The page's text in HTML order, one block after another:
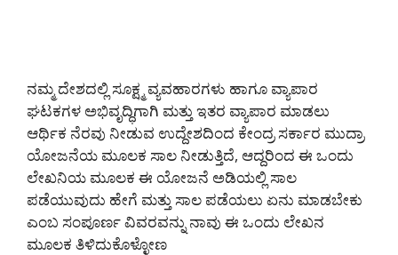
ನಮ್ಮ ದೇಶದಲ್ಲಿ ಸೂಕ್ಷ್ಮ ವ್ಯವಹಾರಗಳು ಹಾಗೂ ವ್ಯಾಪಾರ
ಘಟಕಗಳ ಅಭಿವೃದ್ಧಿಗಾಗಿ ಮತ್ತು ಇತರ ವ್ಯಾಪಾರ ಮಾಡಲು
ಆರ್ಥಿಕ ನೆರವು ನೀಡುವ ಉದ್ದೇಶದಿಂದ ಕೇಂದ್ರ ಸರ್ಕಾರ ಮುದ್ರಾ
ಯೋಜನೆಯ ಮೂಲಕ ಸಾಲ ನೀಡುತ್ತಿದೆ, ಆದ್ದರಿಂದ ಈ ಒಂದು
ಲೇಖನಿಯ ಮೂಲಕ ಈ ಯೋಜನೆ ಅಡಿಯಲ್ಲಿ ಸಾಲ
ಪಡೆಯುವುದು ಹೇಗೆ ಮತ್ತು ಸಾಲ ಪಡೆಯಲು ಏನು ಮಾಡಬೇಕು
ಎಂಬ ಸಂಪೂರ್ಣ ವಿವರವನ್ನು ನಾವು ಈ ಒಂದು ಲೇಖನ
ಮೂಲಕ ತಿಳಿದುಕೊಳ್ಳೋಣ